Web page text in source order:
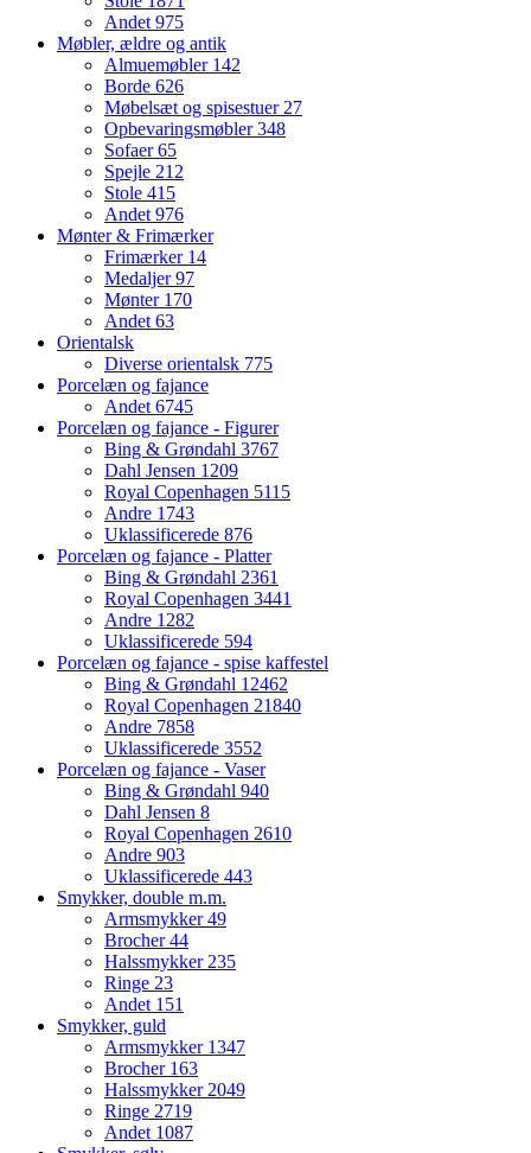
Andet 975
Møbler, ældre og antik
Almuemøbler 142
Borde 626
Møbelsæt og spisestuer 27
Opbevaringsmøbler348
Sofaer65
Spejle 212
Stole 415
Andet 976
Mønter & Frimærker
Frimærker 14
Medaljer97
Mønter 170
Andet 63
Orientalsk
Diverse orientalsk 775
Porcelæn og fajance
Andet 6745
Porcelæn og fajance - Figurer
Bing & Grøndahl 3767
Dahl Jensen 1209
Royal Copenhagen 5115
Andre 1743
Uklassificerede 876
Porcelæn og fajance - Platter
Bing & Grøndahl 2361
Royal Copenhagen 3441
Andre 1282
Uklassificerede 594
Porcelæn og fajance - spise kaffestel
Bing & Grøndahl 12462
Royal Copenhagen 21840
Andre 7858
Uklassificerede 3552
Porcelæn og fajance - Vaser
Bing & Grøndahl 940
Dahl Jensen 8
Royal Copenhagen 2610
Andre 903
Uklassificerede 443
Smykker, double m.m.
Armsmykker49
Brocher44
Halssmykker 235
Ringe 23
Andet 151
Smykker, guld
Armsmykker 1347
Brocher 163
Halssmykker 2049
Ringe 2719
Andet 1087